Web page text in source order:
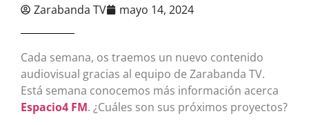
Zarabanda TV mayo 14, 2024
Cada semana, os traemos un nuevo contenido
audiovisual gracias al equipo de Zarabanda TV.
Está semana conocemos más información acerca
Espacio4 FM. ¿Cuáles son sus próximos proyectos?